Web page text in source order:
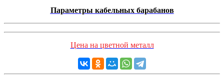
Параметры кабельных барабанов
Цена на цветной металл